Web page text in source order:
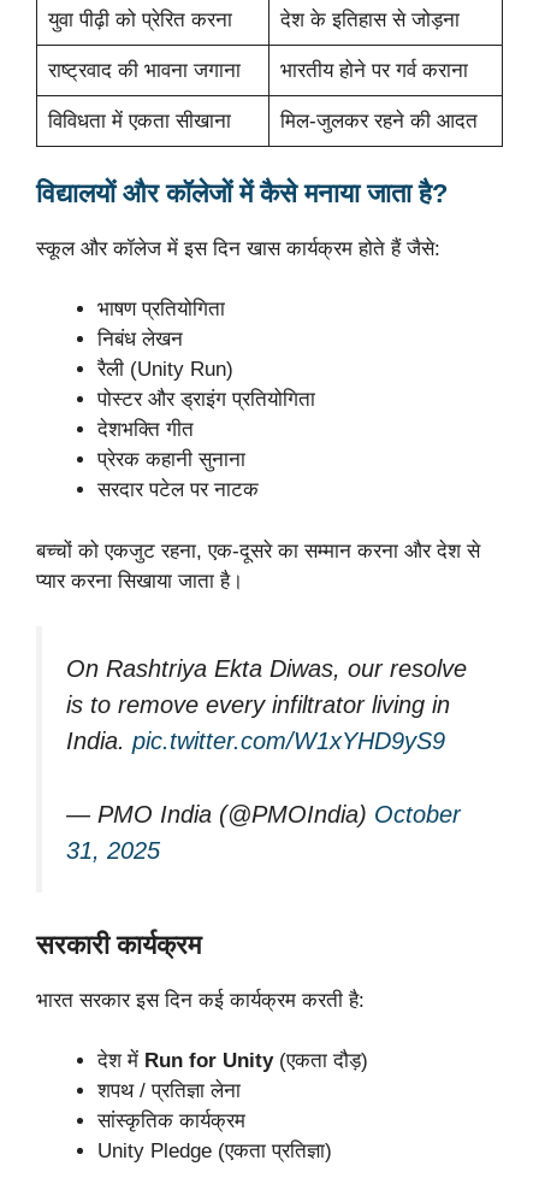
युवा पीढ़ी को प्रेरित करना देश के इतिहास से जोड़ना
राष्ट्रवाद की भावना जगाना भारतीय होने पर गर्व कराना
विविधता में एकता सीखाना मिल-जुलकर रहने की आदत
विद्यालयों और कॉलेजों में कैसे मनाया जाता है?
स्कूल और कॉलेज में इस दिन खास कार्यक्रम होते हैं जैसे:
भाषण प्रतियोगिता
निबंध लेखन
रैली (Unity Run)
पोस्टर और ड्राइंग प्रतियोगिता
देशभक्ति गीत
प्रेरक कहानी सुनाना
सरदार पटेल पर नाटक
बच्चों को एकजुट रहना, एक-दूसरे का सम्मान करना और देश से
प्यार करना सिखाया जाता है।
On Rashtriya Ekta Diwas, our resolve
is to remove every infiltrator living in
India. pic.twitter.com/W1xYHD9yS9
— PMO India (@PMOIndia) October
31, 2025
सरकारी कार्यक्रम
भारत सरकार इस दिन कई कार्यक्रम करती है:
देश में Run for Unity(एकता दौड़)
शपथ / प्रतिज्ञा लेना
सांस्कृतिक कार्यक्रम
Unity Pledge (एकता प्रतिज्ञा)